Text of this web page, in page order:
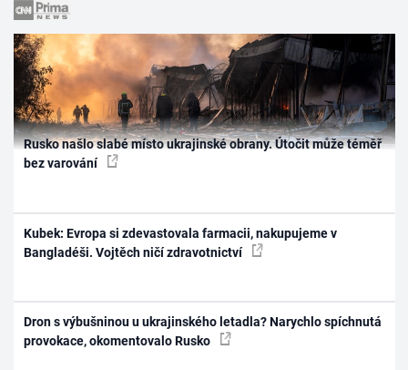
Rusko našlo slabé místo ukrajinské obrany. Útočit může téměř
bez varování
Kubek: Evropa si zdevastovala farmacii, nakupujeme v
Bangladéši. Vojtěch ničí zdravotnictví
Dron s výbušninou u ukrajinského letadla? Narychlo spíchnutá
provokace, okomentovalo Rusko